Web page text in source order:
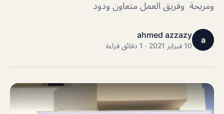
ومريحة وفريق العمل متعاون ودود
a
ahmed azzazy
10 فبراير 2021 · 1 دقائق قراءة